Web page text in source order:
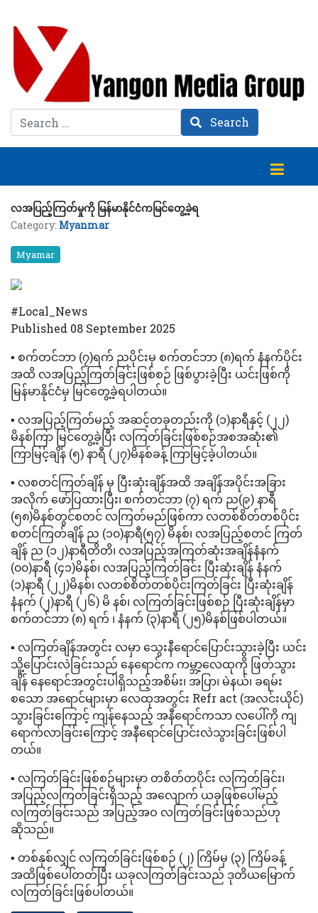
Search Search
လအပြည့်ကြတ်မှုကို မြန်မာနိုင်ငံကမြင်တွေ့ခဲ့ရ
Category: Myanmar
Myamar
#Local_News
Published 08 September 2025
▪️ စက်တင်ဘာ (၇)ရက် ညပိုင်းမှ စက်တင်ဘာ (၈)ရက် နံနက်ပိုင်း
အထိ လအပြည့်ကြတ်ခြင်းဖြစ်စဉ် ဖြစ်ပွားခဲ့ပြီး ယင်းဖြစ်ကို
မြန်မာနိုင်ငံမှ မြင်တွေ့ခဲ့ရပါတယ်။
▪️ လအပြည့်ကြတ်မည့် အဆင့်တခုတည်းကို (၁)နာရီနှင့် (၂၂)
မိနစ်ကြာ မြင်တွေ့ခဲ့ပြီး လကြတ်ခြင်းဖြစ်စဉ်အစအဆုံး၏
ကြာမြင့်ချိန် (၅) နာရီ (၂၇)မိနစ်ခန့် ကြာမြင့်ခဲ့ပါတယ်။
▪️ လစတင်ကြတ်ချိန် မှ ပြီးဆုံးချိန်အထိ အချိန်အပိုင်းအခြား
အလိုက် ဖော်ပြထားပြီး၊ စက်တင်ဘာ (၇) ရက် ည(၉) နာရီ
(၅၈)မိနစ်တွင်စတင် လကြတ်မည်ဖြစ်ကာ လတစ်စိတ်တစ်ပိုင်း
စတင်ကြတ်ချိန် ည (၁၀)နာရီ(၅၇) မိနစ်၊ လအပြည့်စတင် ကြတ်
ချိန် ည (၁၂)နာရီတိတိ၊ လအပြည့်အကြတ်ဆုံးအချိန်နံနက်
(၀၀)နာရီ (၄၁)မိနစ်၊ လအပြည့်ကြတ်ခြင်း ပြီးဆုံးချိန် နံနက်
(၁)နာရီ (၂၂)မိနစ်၊ လတစ်စိတ်တစ်ပိုင်းကြတ်ခြင်း ပြီးဆုံးချိန်
နံနက် (၂)နာရီ (၂၆) မိ နစ်၊ လကြတ်ခြင်းဖြစ်စဉ် ပြီးဆုံးချိန်မှာ
စက်တင်ဘာ (၈) ရက် ၊ နံနက် (၃)နာရီ (၂၅)မိနစ်ဖြစ်ပါတယ်။
▪️ လကြတ်ချိန်အတွင်း လမှာ သွေးနီရောင်ပြောင်းသွားခဲ့ပြီး ယင်း
သိူ့ပြောင်းလဲခြင်းသည် နေရောင်က ကမ္ဘာ့လေထုကို ဖြတ်သွား
ချိန် နေရောင်အတွင်းပါရှိသည့်အစိမ်း၊ အပြာ၊ မဲနယ်၊ ခရမ်း
စ‌သော အရောင်များမှာ လေထုအတွင်း Refr act (အလင်းယိုင်)
သွားခြင်းကြောင့် ကျန်နေသည့် အနီရောင်ကသာ လပေါ်ကို ကျ
ရောက်လာခြင်းကြောင့် အနီရောင်ပြောင်းလဲသွားခြင်းဖြစ်ပါ
တယ်။
▪️ လကြတ်ခြင်းဖြစ်စဉ်များမှာ တစိတ်တပိုင်း လကြတ်ခြင်း၊
အပြည့်လကြတ်ခြင်းရှိသည့် အလျောက် ယခုဖြစ်ပေါ်မည့်
လကြတ်ခြင်းသည် အပြည့်အဝ လကြတ်ခြင်းဖြစ်သည်ဟု
ဆိုသည်။
▪️ တစ်နှစ်လျှင် လကြတ်ခြင်းဖြစ်စဉ် (၂) ကြိမ်မှ (၃) ကြိမ်ခန့်
အထိဖြစ်ပေါ်တတ်ပြီး ယခုလကြတ်ခြင်းသည် ဒုတိယမြောက်
လကြတ်ခြင်းဖြစ်ပါတယ်။